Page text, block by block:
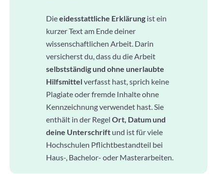
Dieeidesstattliche Erklärung ist ein
kurzer Text am Ende deiner
wissenschaftlichen Arbeit. Darin
versicherst du, dass du die Arbeit
selbstständig und ohne unerlaubte
Hilfsmittelverfasst hast, sprich keine
Plagiate oder fremde Inhalte ohne
Kennzeichnung verwendet hast. Sie
enthält in der Regel Ort, Datum und
deine Unterschrift und ist für viele
Hochschulen Pflichtbestandteil bei
Haus-, Bachelor- oder Masterarbeiten.